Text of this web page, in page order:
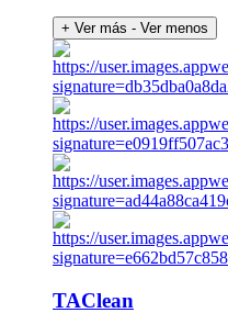
+ Ver más - Ver menos
TAClean